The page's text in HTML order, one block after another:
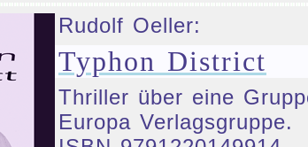
Rudolf Oeller:
Typhon District
Thriller über eine
Europa Verlagsgruppe.